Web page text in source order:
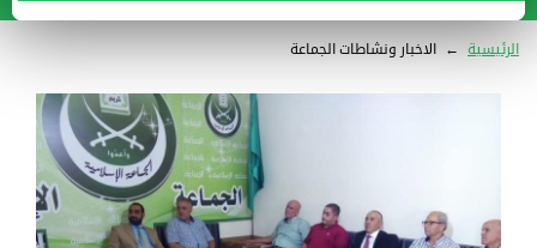
الرئيسية ← الاخبار ونشاطات الجماعة